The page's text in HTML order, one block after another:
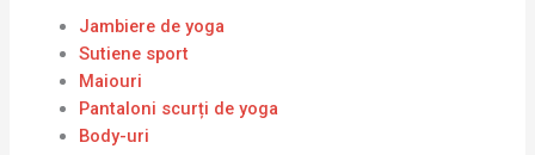
Jambiere de yoga
Sutiene sport
Maiouri
Pantaloni scurți de yoga
Body-uri